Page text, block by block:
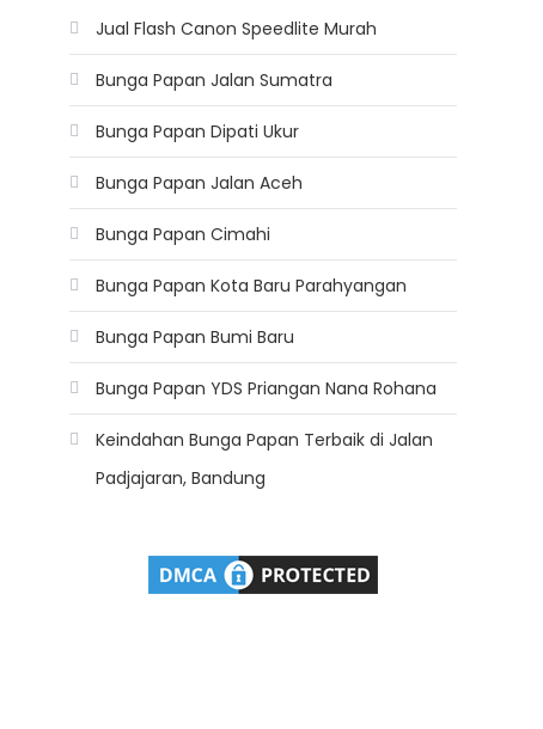
Jual Flash Canon Speedlite Murah
Bunga Papan Jalan Sumatra
Bunga Papan Dipati Ukur
Bunga Papan Jalan Aceh
Bunga Papan Cimahi
Bunga Papan Kota Baru Parahyangan
Bunga Papan Bumi Baru
Bunga Papan YDS Priangan Nana Rohana
Keindahan Bunga Papan Terbaik di Jalan
Padjajaran, Bandung